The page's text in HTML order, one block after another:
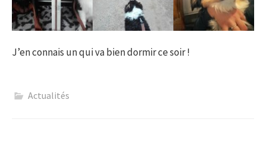
J’en connais un qui va bien dormir ce soir !
Actualités